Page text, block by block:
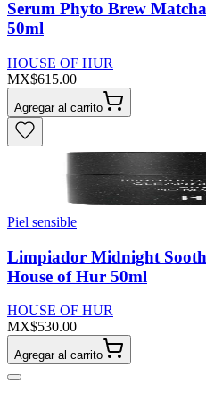
Serum Phyto Brew
50ml
HOUSE OF HUR
MX$615.00
Agregar al carrito
Piel sensible
Limpiador Midnight
House of Hur 50ml
HOUSE OF HUR
MX$530.00
Agregar al carrito